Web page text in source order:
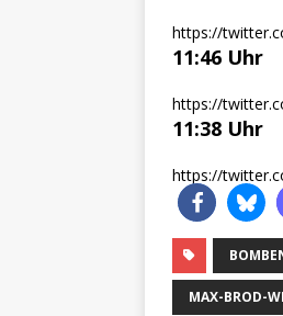
https://
11:46 Uhr
https://
11:38 Uhr
https://
MAX-BROD-